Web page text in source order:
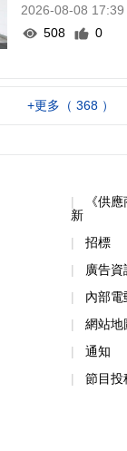
2026-08-08 17:39
508
0
+更多（ 368 ）
《供
新
招標
廣告資
內部電
網站地
通知
節目投